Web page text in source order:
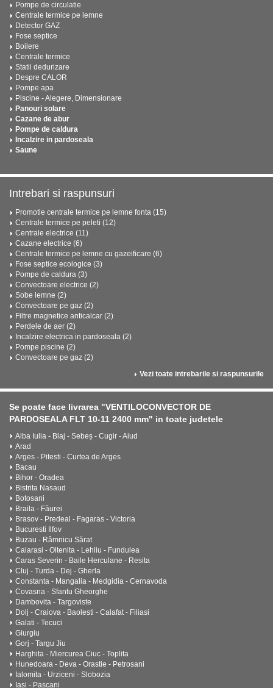
Pompe de circulatie
Centrale termice pe lemne
Detector GAZ
Fose septice
Boilere
Centrale termice
Statii dedurizare
Despre CALOR
Pompe apa
Piscine - Alegere, Dimensionare
Panouri solare
Cazane de abur
Pompe de caldura
Incalzire in pardoseala
Saune
Intrebari si raspunsuri
Promotie centrale termice pe lemne fonta (15)
Centrale termice pe peleti (12)
Centrale electrice (11)
Cazane electrice (6)
Centrale termice pe lemne cu gazeificare (6)
Fose septice ecologice (3)
Pompe de caldura (3)
Convectoare electrice (2)
Sobe lemne (2)
Convectoare pe gaz (2)
Filtre magnetice anticalcar (2)
Perdele de aer (2)
Incalzire electrica in pardoseala (2)
Pompe piscine (2)
Convectoare pe gaz (2)
Vezi toate intrebarile si raspunsurile
Se poate face livrarea "VENTILOCONVECTOR DE
PARDOSEALA FLT 10-11 2400 mm" in toate judetele
Alba Iulia - Blaj - Sebeș - Cugir - Aiud
Arad
Arges - Pitesti - Curtea de Arges
Bacau
Bihor - Oradea
Bistrita Nasaud
Botosani
Braila - Făurei
Brasov - Predeal - Fagaras - Victoria
Bucuresti Ilfov
Buzau - Râmnicu Sărat
Calarasi - Oltenita - Lehliu - Fundulea
Caras Severin - Baile Herculane - Resita
Cluj - Turda - Dej - Gherla
Constanta - Mangalia - Medgidia - Cernavoda
Covasna - Sfantu Gheorghe
Dambovita - Targoviste
Dolj - Craiova - Baolesti - Calafat - Filiasi
Galati - Tecuci
Giurgiu
Gorj - Targu Jiu
Harghita - Miercurea Ciuc - Toplita
Hunedoara - Deva - Orastie - Petrosani
Ialomita - Urziceni - Slobozia
Iasi - Pascani